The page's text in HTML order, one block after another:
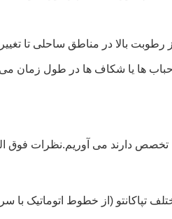
بالا در مناطق ساحلی تا
ها یا شکاف ها در طول زمان
تخصص دارند می آوریم.نظرات